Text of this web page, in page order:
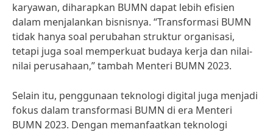
karyawan, diharapkan BUMN dapat lebih efisien
dalam menjalankan bisnisnya. “Transformasi BUMN
tidak hanya soal perubahan struktur organisasi,
tetapi juga soal memperkuat budaya kerja dan nilai-
nilai perusahaan,” tambah Menteri BUMN 2023.
Selain itu, penggunaan teknologi digital juga menjadi
fokus dalam transformasi BUMN di era Menteri
BUMN 2023. Dengan memanfaatkan teknologi